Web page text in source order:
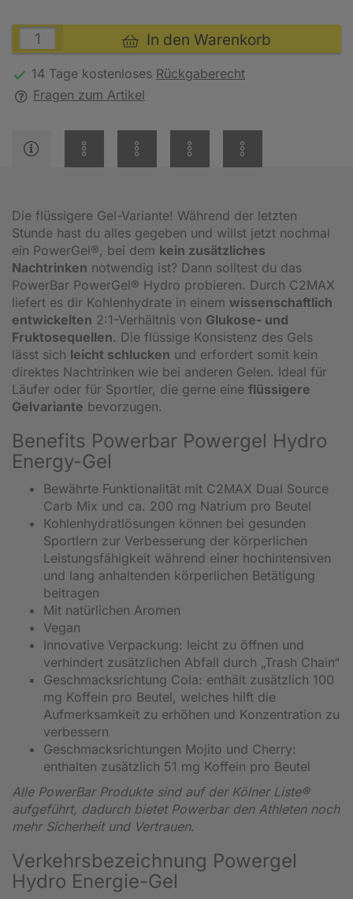
In den Warenkorb
14 Tage kostenloses Rückgaberecht
Fragen zum Artikel
Die flüssigere Gel-Variante! Während der letzten
Stunde hast du alles gegeben und willst jetzt nochmal
ein PowerGel®, bei dem kein zusätzliches
Nachtrinken notwendig ist? Dann solltest du das
PowerBar PowerGel® Hydro probieren. Durch C2MAX
liefert es dir Kohlenhydrate in einem wissenschaftlich
entwickelten 2:1-Verhältnis von Glukose- und
Fruktosequellen. Die flüssige Konsistenz des Gels
lässt sich leicht schlucken und erfordert somit kein
direktes Nachtrinken wie bei anderen Gelen. Ideal für
Läufer oder für Sportler, die gerne eine flüssigere
Gelvariante bevorzugen.
Benefits Powerbar Powergel Hydro
Energy-Gel
Bewährte Funktionalität mit C2MAX Dual Source
Carb Mix und ca. 200 mg Natrium pro Beutel
Kohlenhydratlösungen können bei gesunden
Sportlern zur Verbesserung der körperlichen
Leistungsfähigkeit während einer hochintensiven
und lang anhaltenden körperlichen Betätigung
beitragen
Mit natürlichen Aromen
Vegan
Innovative Verpackung: leicht zu öffnen und
verhindert zusätzlichen Abfall durch „Trash Chain“
Geschmacksrichtung Cola: enthält zusätzlich 100
mg Koffein pro Beutel, welches hilft die
Aufmerksamkeit zu erhöhen und Konzentration zu
verbessern
Geschmacksrichtungen Mojito und Cherry:
enthalten zusätzlich 51 mg Koffein pro Beutel
Alle PowerBar Produkte sind auf der Kölner Liste®
aufgeführt, dadurch bietet Powerbar den Athleten noch
mehr Sicherheit und Vertrauen.
Verkehrsbezeichnung Powergel
Hydro Energie-Gel